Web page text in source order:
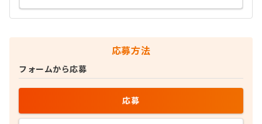
応募方法
フォームから応募
応募